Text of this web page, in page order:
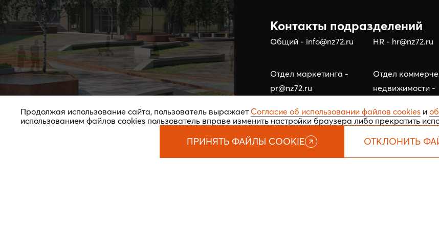
Контакты подразделений
Общий - info@nz72.ru HR - hr@nz72.ru
Отдел маркетинга -
pr@nz72.ru
Отдел
недвижимости -
Продолжая использование сайта, пользователь выражает Согласие об использовании файлов cookies и
использованием файлов cookies пользователь вправе изменить настройки браузера либо прекратить
ПРИНЯТЬ ФАЙЛЫ COOKIE ОТКЛОНИТЬ